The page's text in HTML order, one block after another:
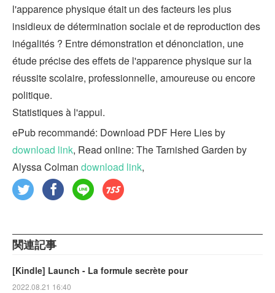
l'apparence physique était un des facteurs les plus
insidieux de détermination sociale et de reproduction des
inégalités ? Entre démonstration et dénonciation, une
étude précise des effets de l'apparence physique sur la
réussite scolaire, professionnelle, amoureuse ou encore
politique.
Statistiques à l'appui.
ePub recommandé: Download PDF Here Lies by
download link, Read online: The Tarnished Garden by
Alyssa Colman download link,
関連記事
[Kindle] Launch - La formule secrète pour
2022.08.21 16:40